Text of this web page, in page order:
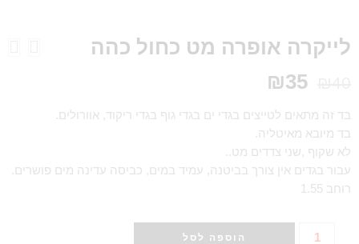
לייקרה אופרה מט כחול כהה
₪35
בד זה מתאים לטייצים בגדי ים בגדי גוף בגדי ריקוד, אוורולים.
בד מיובא מאיטליה.
לא שקוף ,שני צדדים מט..
עבור בגדים אין צורך בביטנה, עמיד במים, כביסה עדינה מים פושרים.
רוחב 1.55
הוספה לסל